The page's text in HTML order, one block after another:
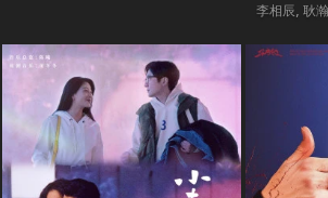
李相辰, 耿